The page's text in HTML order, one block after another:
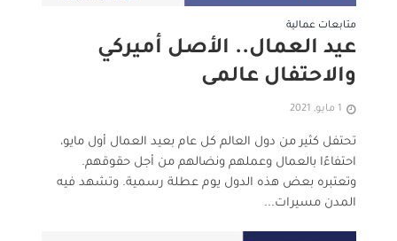
متابعات عمالية
عيد العمال.. الأصل أميركي
والاحتفال عالمى
1 مايو, 2021
تحتفل كثير من دول العالم كل عام بعيد العمال أول مايو،
احتفاءًا بالعمال وعملهم ونضالهم من أجل حقوقهم.
وتعتبره بعض هذه الدول يوم عطلة رسمية. وتشهد فيه
المدن مسيرات...